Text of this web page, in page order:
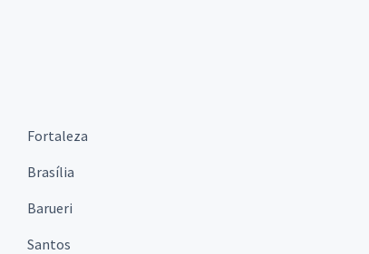
Fortaleza
Brasília
Barueri
Santos